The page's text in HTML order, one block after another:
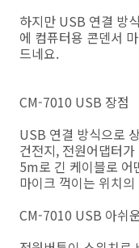
하지만 USB 연결 방
에 컴퓨터용 콘덴서
드네요.
CM-7010 USB 장점
USB 연결 방식으로
건전지, 전원어댑터
5m로 긴 케이블로 어
마이크 꺽이는 위치
CM-7010 USB 아쉬